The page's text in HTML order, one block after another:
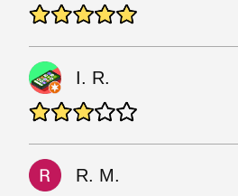
I. R.
R. M.